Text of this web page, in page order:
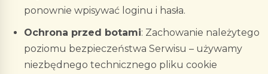
ponownie wpisywać loginu i hasła.
Ochrona przed botami: Zachowanie należytego
poziomu bezpieczeństwa Serwisu – używamy
niezbędnego technicznego pliku cookie